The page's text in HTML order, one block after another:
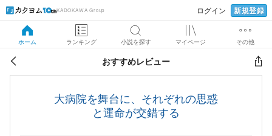
KADOKAWA Group ログイン 新規登録
ホーム ランキング 小説を探す マイページ その他
おすすめレビュー
大病院を舞台に、それぞれの思惑
と運命が交錯する